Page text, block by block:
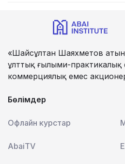
«Шайсұлтан Шаяхметов
ұлттық ғылыми-практикалық
коммерциялық емес
Бөлімдер
Офлайн курстар
AbaiTV